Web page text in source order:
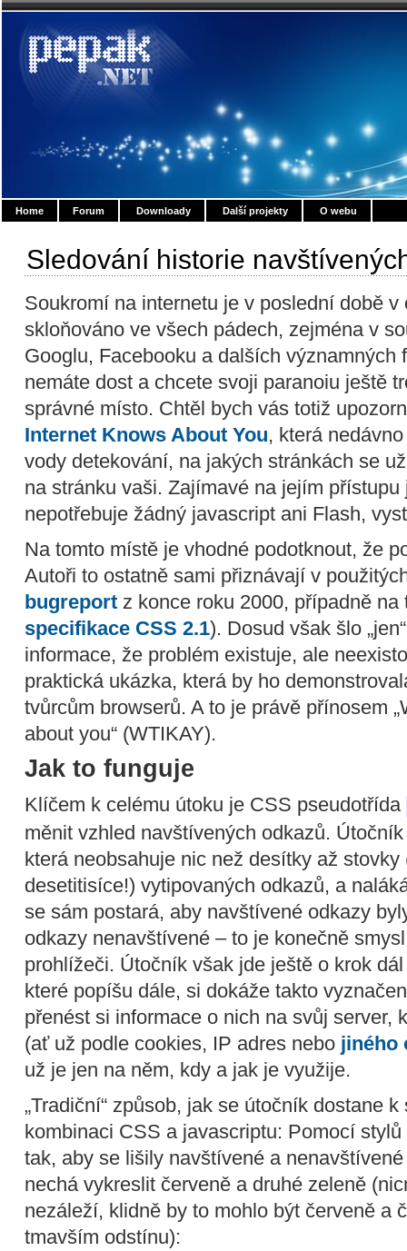
Home Forum Downloady Další projekty O webu
Sledování historie
Soukromí na internetu je v poslední době
skloňováno ve všech pádech, zejména v
Googlu, Facebooku a dalších významných
nemáte dost a chcete svoji paranoiu ještě
správné místo. Chtěl bych vás totiž
Internet Knows About You, která
vody detekování, na jakých stránkách se
na stránku vaši. Zajímavé na jejím
nepotřebuje žádný javascript ani Flash,
Na tomto místě je vhodné podotknout, že
Autoři to ostatně sami přiznávají v
bugreport z konce roku 2000, případně
specifikace CSS 2.1). Dosud však šlo
informace, že problém existuje, ale
praktická ukázka, která by ho
tvůrcům browserů. A to je právě přínosem
about you“ (WTIKAY).
Jak to funguje
Klíčem k celému útoku je CSS pseudotřída
měnit vzhled navštívených odkazů.
která neobsahuje nic než desítky až
desetitisíce!) vytipovaných odkazů, a
se sám postará, aby navštívené odkazy
odkazy nenavštívené – to je konečně
prohlížeči. Útočník však jde ještě o krok
které popíšu dále, si dokáže takto
přenést si informace o nich na svůj server,
(ať už podle cookies, IP adres nebo jiného
už je jen na něm, kdy a jak je využije.
„Tradiční“ způsob, jak se útočník dostane
kombinaci CSS a javascriptu: Pomocí
tak, aby se lišily navštívené a
nechá vykreslit červeně a druhé zeleně
nezáleží, klidně by to mohlo být červeně a
tmavším odstínu):